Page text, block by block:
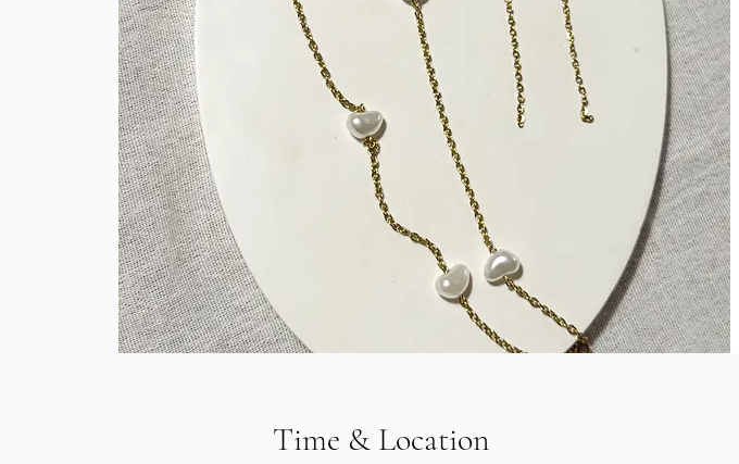
Time & Location